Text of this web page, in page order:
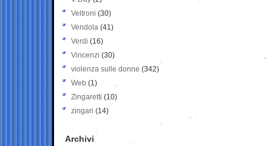
Veltroni (30)
Vendola (41)
Verdi (16)
Vincenzi (30)
violenza sulle donne (342)
Web (1)
Zingaretti (10)
zingari (14)
Archivi